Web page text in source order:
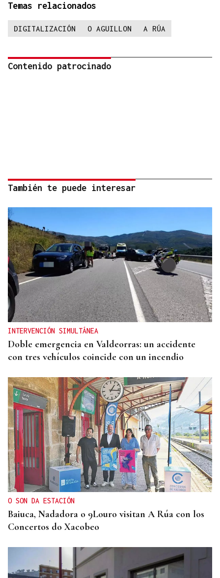
Temas relacionados
DIGITALIZACIÓN O AGUILLON A RÚA
Contenido patrocinado
También te puede interesar
INTERVENCIÓN SIMULTÁNEA
Doble emergencia en Valdeorras: un accidente
con tres vehículos coincide con un incendio
O SON DA ESTACIÓN
Baiuca, Nadadora o 9Louro visitan A Rúa con los
Concertos do Xacobeo